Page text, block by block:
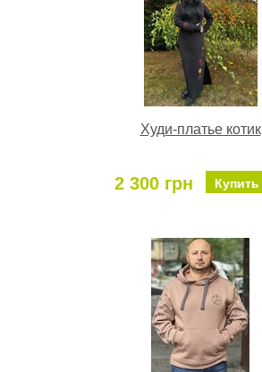
Худи-платье котик
2 300 грн Купить